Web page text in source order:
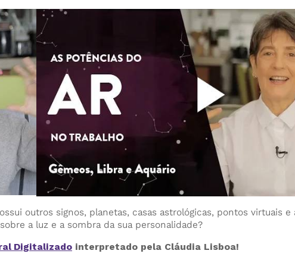
outros signos, planetas, casas astrológicas, pontos virtuais e
a luz e a sombra da sua personalidade?
Digitalizado interpretado pela Cláudia Lisboa!